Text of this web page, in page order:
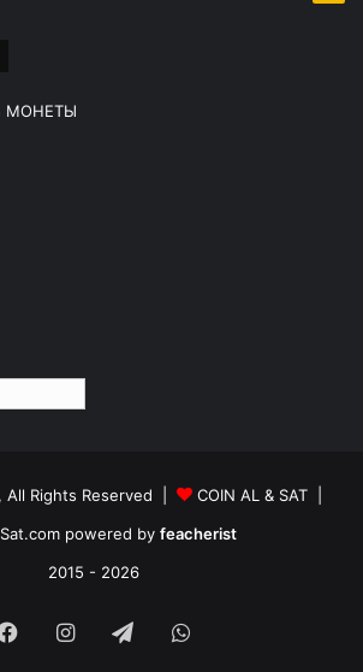
МОНЕТЫ
Rights Reserved |
COIN AL & SAT |
powered by feacherist
2015 - 2026
FacebookInstagram
TelegramWhatsApp